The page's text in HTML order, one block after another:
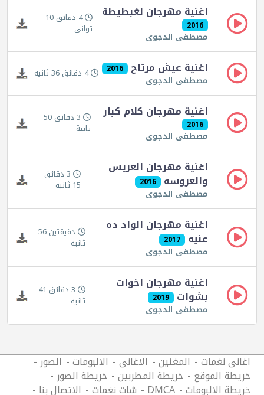
اغنية مهرجان لغبطيطة
2016
مصطفى الدجوى
4 دقائق 10
ثواني
اغنية عيش مرتاح 2016
مصطفى الدجوى 4 دقائق 36 ثانية
اغنية مهرجان كلام كبار
2016
مصطفى الدجوى
3 دقائق 50
ثانية
اغنية مهرجان العريس
والعروسه 2016
مصطفى الدجوى
3 دقائق
15 ثانية
اغنية مهرجان الواد ده
عنيه 2017
مصطفى الدجوى
دقيقتين 56
ثانية
اغنية مهرجان اخوات
بشوات 2019
مصطفى الدجوى
3 دقائق 41
ثانية
اغانى نغمات المغنين الاغانى الالبومات الصور
خريطة الموقع خريطة المطربين خريطة الصور
خريطة الالبومات DMCA شات نغمات الاتصال بنا